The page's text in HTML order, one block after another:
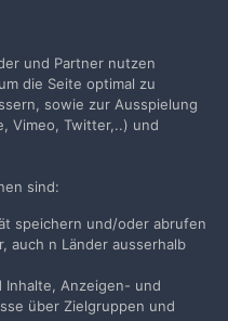
Melde Dich hier an.
Folgen
und Partner nutzen
die Seite optimal zu
sowie zur Ausspielung
Vimeo, Twitter,..) und
sind:
speichern und/oder abrufen
auch n Länder ausserhalb
Inhalte, Anzeigen- und
über Zielgruppen und